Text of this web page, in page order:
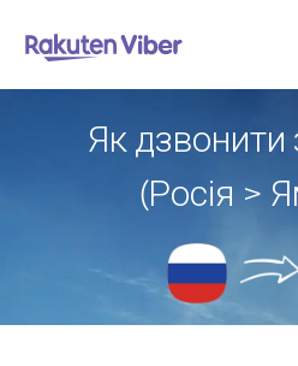
Як дзвонити
(Росія >